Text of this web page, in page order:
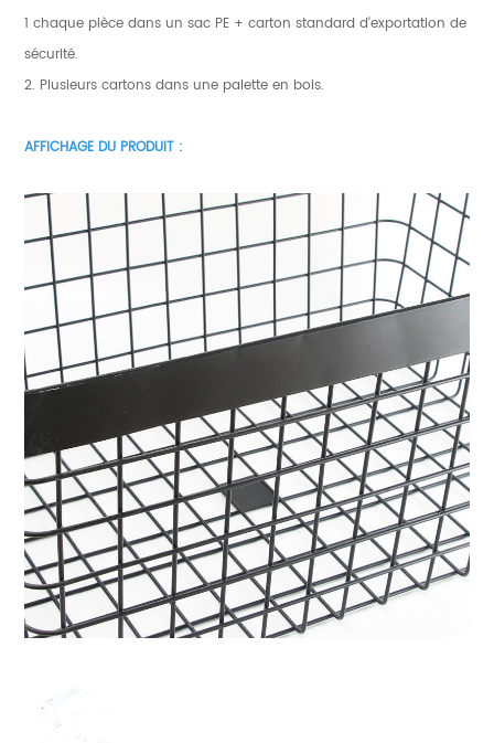
1 chaque pièce dans un sac PE + carton standard d'exportation de
sécurité.
2. Plusieurs cartons dans une palette en bois.
AFFICHAGE DU PRODUIT :